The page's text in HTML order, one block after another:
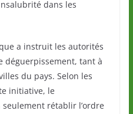
dans les
a instruit les autorités
déguerpissement, tant à
du pays. Selon les
initiative, le
rétablir l’ordre